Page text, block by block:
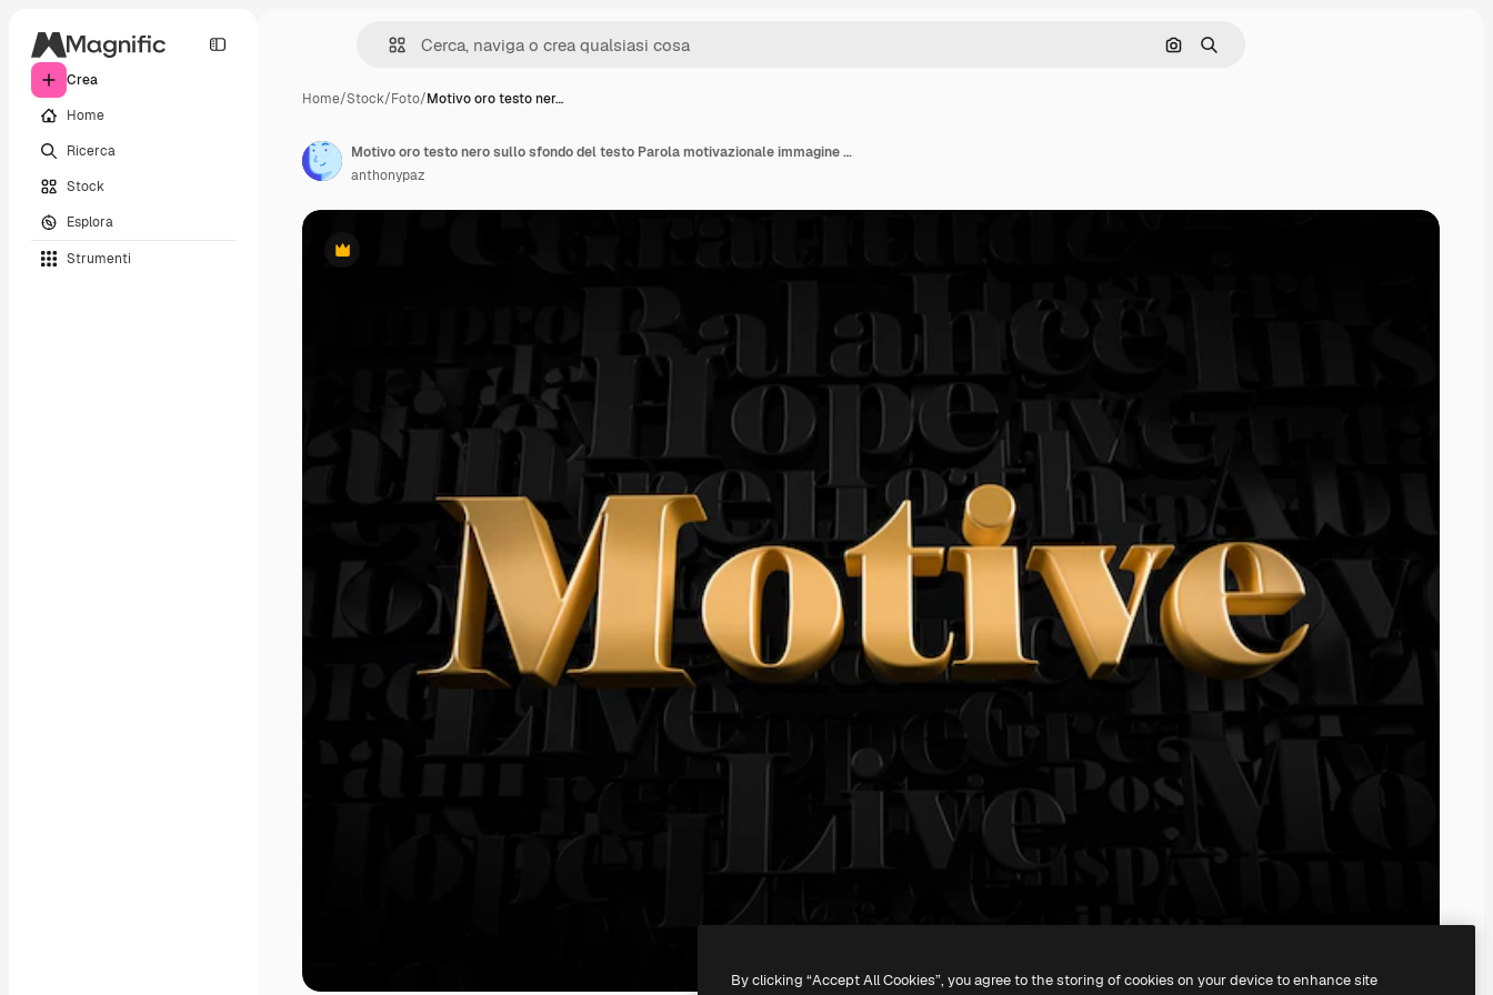
Crea
Home
Ricerca
Stock
Esplora
Strumenti
Cerca per immagine
Ricerca
Home/Stock/Foto/Motivo oro testo ner…
Premium
Motivo oro testo nero sullo sfondo del testo Parola motivazionale immagine di rendering 3D
anthonypaz
By clicking “Accept All Cookies”, you agree to the storing of cookies on your device to enhance site